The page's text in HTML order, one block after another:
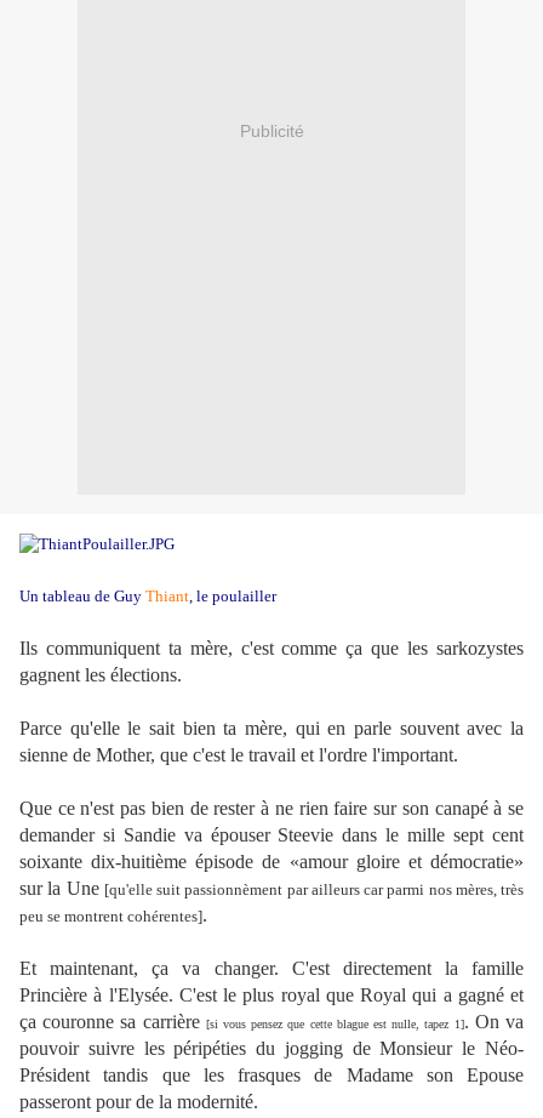
Publicité
Un tableau de Guy Thiant, le poulailler
Ils communiquent ta mère, c'est comme ça que les sarkozystes
gagnent les élections.
Parce qu'elle le sait bien ta mère, qui en parle souvent avec la
sienne de Mother, que c'est le travail et l'ordre l'important.
Que ce n'est pas bien de rester à ne rien faire sur son canapé à se
demander si Sandie va épouser Steevie dans le mille sept cent
soixante dix-huitième épisode de «amour gloire et démocratie»
sur la Une [qu'elle suit passionnèment par ailleurs car parmi nos mères, très
peu se montrent cohérentes].
Et maintenant, ça va changer. C'est directement la famille
Princière à l'Elysée. C'est le plus royal que Royal qui a gagné et
ça couronne sa carrière [si vous pensez que cette blague est nulle, tapez 1]. On va
pouvoir suivre les péripéties du jogging de Monsieur le Néo-
Président tandis que les frasques de Madame son Epouse
passeront pour de la modernité.